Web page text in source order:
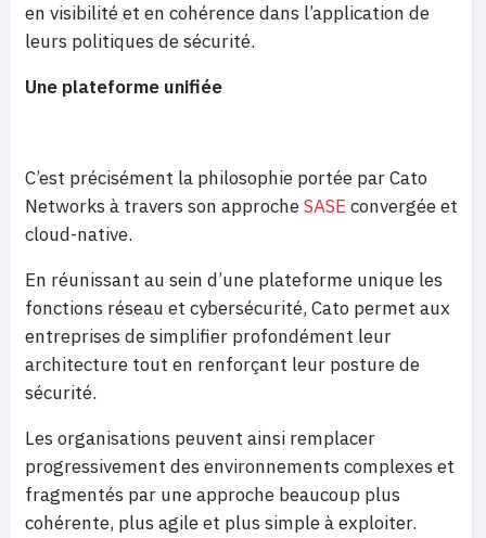
en visibilité et en cohérence dans l’application de
leurs politiques de sécurité.
Une plateforme unifiée
C’est précisément la philosophie portée par Cato
Networks à travers son approcheSASE convergée et
cloud-native.
En réunissant au sein d’une plateforme unique les
fonctions réseau et cybersécurité, Cato permet aux
entreprises de simplifier profondément leur
architecture tout en renforçant leur posture de
sécurité.
Les organisations peuvent ainsi remplacer
progressivement des environnements complexes et
fragmentés par une approche beaucoup plus
cohérente, plus agile et plus simple à exploiter.